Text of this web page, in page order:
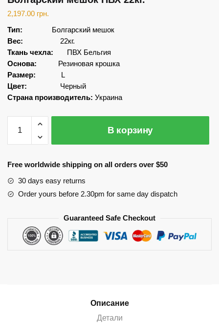
2,197.00 грн.
Тип: Болгарский мешок
Вес: 22кг.
Ткань чехла: ПВХ Бельгия
Основа: Резиновая крошка
Размер: L
Цвет: Черный
Страна производитель: Украина
Количество
Болгарский
мешок
22кг.
В корзину
Free worldwide shipping on all orders over $50
30 days easy returns
Order yours before 2.30pm for same day dispatch
Guaranteed Safe Checkout
Описание
Детали